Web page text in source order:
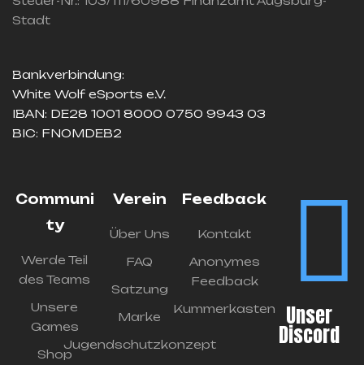
Stadt
Bankverbindung:
White Wolf eSports e.V.
IBAN: DE28 1001 8000 0750 9943 03
BIC: FNOMDEB2
Communi
ty
Werde Teil
des Teams
Unsere
Games
Shop
Verein
Über Uns
FAQ
Satzung
Marke
Jugendschutzkonzept
Feedback
Kontakt
Anonymes
Feedback
Kummerkasten
Unser
Discord